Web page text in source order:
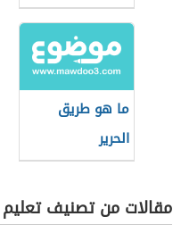
ما هو طريق
الحرير
مقالات من تصنيف تعليم